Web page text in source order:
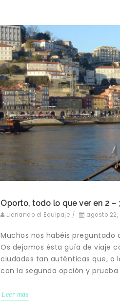
Oporto, todo lo que ver en 2 –
Llenando el Equipaje / agosto 22,
Muchos nos habéis preguntado
Os dejamos ésta guía de viaje
ciudades tan auténticas que, o
con la segunda opción y
Leer más